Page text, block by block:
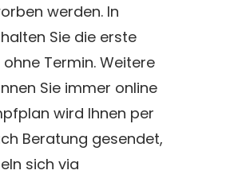
werden. In
Sie die erste
Termin. Weitere
Sie immer online
wird Ihnen per
Beratung gesendet,
sich via